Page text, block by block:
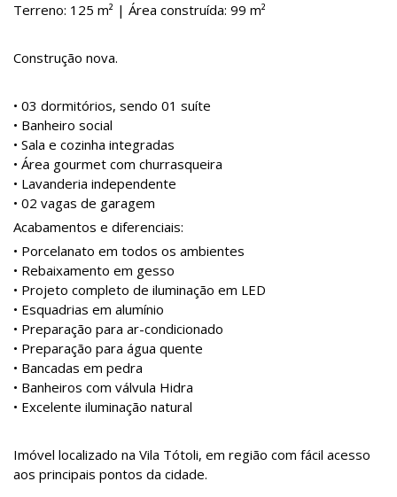
Terreno: 125 m² | Área construída: 99 m²
Construção nova.
• 03 dormitórios, sendo 01 suíte
• Banheiro social
• Sala e cozinha integradas
• Área gourmet com churrasqueira
• Lavanderia independente
• 02 vagas de garagem
Acabamentos e diferenciais:
• Porcelanato em todos os ambientes
• Rebaixamento em gesso
• Projeto completo de iluminação em LED
• Esquadrias em alumínio
• Preparação para ar-condicionado
• Preparação para água quente
• Bancadas em pedra
• Banheiros com válvula Hidra
• Excelente iluminação natural
Imóvel localizado na Vila Tótoli, em região com fácil acesso
aos principais pontos da cidade.